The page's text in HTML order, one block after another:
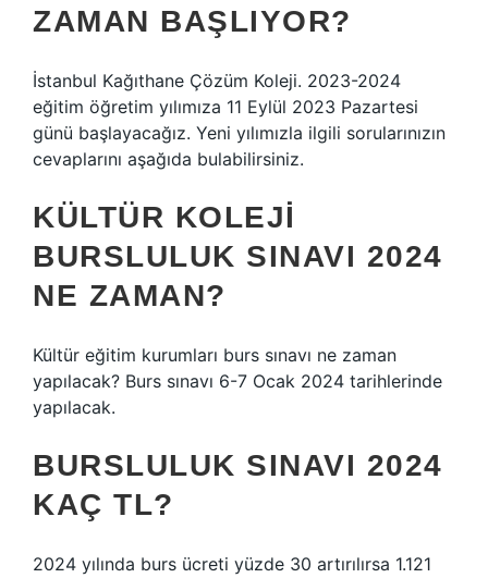
ZAMAN BAŞLIYOR?
İstanbul Kağıthane Çözüm Koleji. 2023-2024
eğitim öğretim yılımıza 11 Eylül 2023 Pazartesi
günü başlayacağız. Yeni yılımızla ilgili sorularınızın
cevaplarını aşağıda bulabilirsiniz.
KÜLTÜR KOLEJI
BURSLULUK SINAVI 2024
NE ZAMAN?
Kültür eğitim kurumları burs sınavı ne zaman
yapılacak? Burs sınavı 6-7 Ocak 2024 tarihlerinde
yapılacak.
BURSLULUK SINAVI 2024
KAÇ TL?
2024 yılında burs ücreti yüzde 30 artırılırsa 1.121